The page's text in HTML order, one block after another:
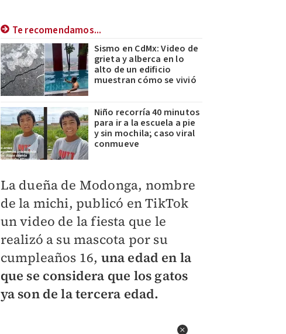
Te recomendamos...
Sismo en CdMx: Video de
grieta y alberca en lo
alto de un edificio
muestran cómo se vivió
Niño recorría 40 minutos
para ir a la escuela a pie
y sin mochila; caso viral
conmueve
La dueña de Modonga, nombre
de la michi, publicó en TikTok
un video de la fiesta que le
realizó a su mascota por su
cumpleaños 16, una edad en la
que se considera que los gatos
ya son de la tercera edad.